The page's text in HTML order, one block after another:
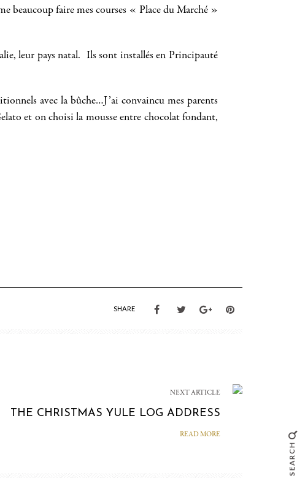
beaucoup faire mes courses « Place du Marché »
leur pays natal. Ils sont installés en Principauté
avec la bûche…J’ai convaincu mes parents
et on choisi la mousse entre chocolat fondant,
SHARE
NEXT ARTICLE
THE CHRISTMAS YULE LOG ADDRESS
READ MORE
SEARCH